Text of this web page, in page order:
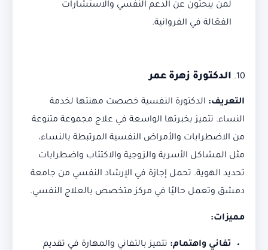
لمن يبحثون عن الدعم النفسي والاستشارات
الفعّالة في الفروانية.
الدكتورة زهرة عمر
التعريف: الدكتورة النفسية خصصت مهنتها لخدمة
النساء. تتميز بخبرتها الواسعة في علاج مجموعة متنوعة
من الاضطرابات والأمراض النفسية المرتبطة بالنساء،
مثل المشاكل الأسرية والزوجية والاكتئاب واضطرابات
تحديد الهوية. تحمل إجازة في الإرشاد النفسي من جامعة
دمشق وتعمل حاليًا في مركز متخصص بالعلاج النفسي.
مميزات:
تفاني واهتمام: تتميز بالتفاني والمهارة في تقديم